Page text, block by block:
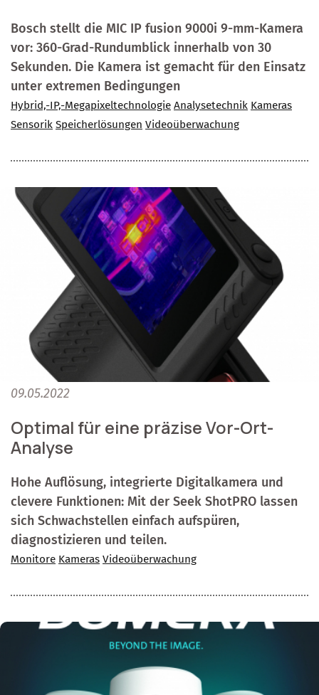
Bosch stellt die MIC IP fusion 9000i 9-mm-Kamera
vor: 360-Grad-Rundumblick innerhalb von 30
Sekunden. Die Kamera ist gemacht für den Einsatz
unter extremen Bedingungen
Hybrid,-IP,-Megapixeltechnologie Analysetechnik Kameras
Sensorik Speicherlösungen Videoüberwachung
09.05.2022
Optimal für eine präzise Vor-Ort-
Analyse
Hohe Auflösung, integrierte Digitalkamera und
clevere Funktionen: Mit der Seek ShotPRO lassen
sich Schwachstellen einfach aufspüren,
diagnostizieren und teilen.
Monitore Kameras Videoüberwachung